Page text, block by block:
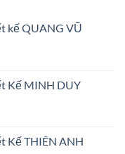
kế QUANG VŨ
Kế MINH DUY
Kế THIÊN ANH